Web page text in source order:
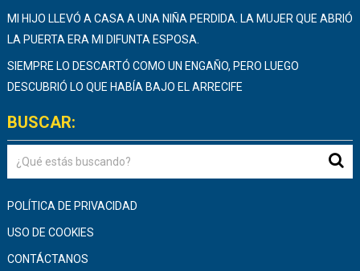
MI HIJO LLEVÓ A CASA A UNA NIÑA PERDIDA. LA MUJER QUE ABRIÓ
LA PUERTA ERA MI DIFUNTA ESPOSA.
SIEMPRE LO DESCARTÓ COMO UN ENGAÑO, PERO LUEGO
DESCUBRIÓ LO QUE HABÍA BAJO EL ARRECIFE
BUSCAR:
POLÍTICA DE PRIVACIDAD
USO DE COOKIES
CONTÁCTANOS